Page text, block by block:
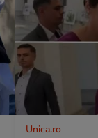
Unica.ro